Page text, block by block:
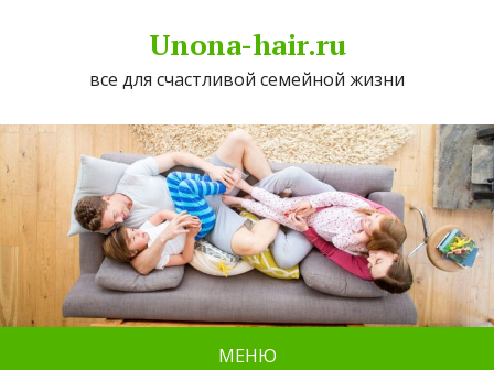
Unona-hair.ru
все для счастливой семейной жизни
МЕНЮ